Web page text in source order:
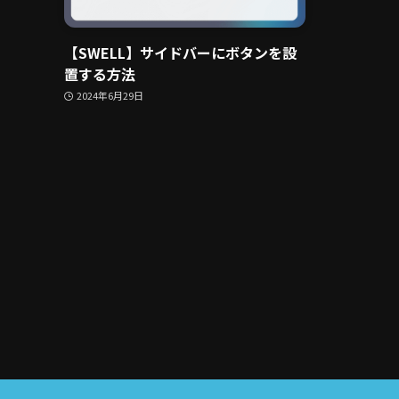
【SWELL】サイドバーにボタンを設
置する方法
2024年6月29日